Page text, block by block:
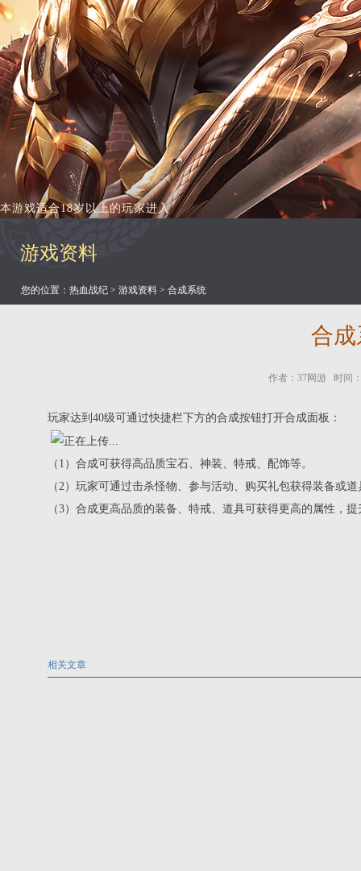
本游戏适合18岁以上的玩家进入
游戏资料
您的位置： 热血战纪 > 游戏资料 > 合成系统
合
作者：37网游 时间：
玩家达到40级可通过快捷栏下方的合成按钮打开合成面板：
（1）合成可获得高品质宝石、神装、特戒、配饰等。
（2）玩家可通过击杀怪物、参与活动、购买礼包获得装备或
（3）合成更高品质的装备、特戒、道具可获得更高的属性，
相关文章